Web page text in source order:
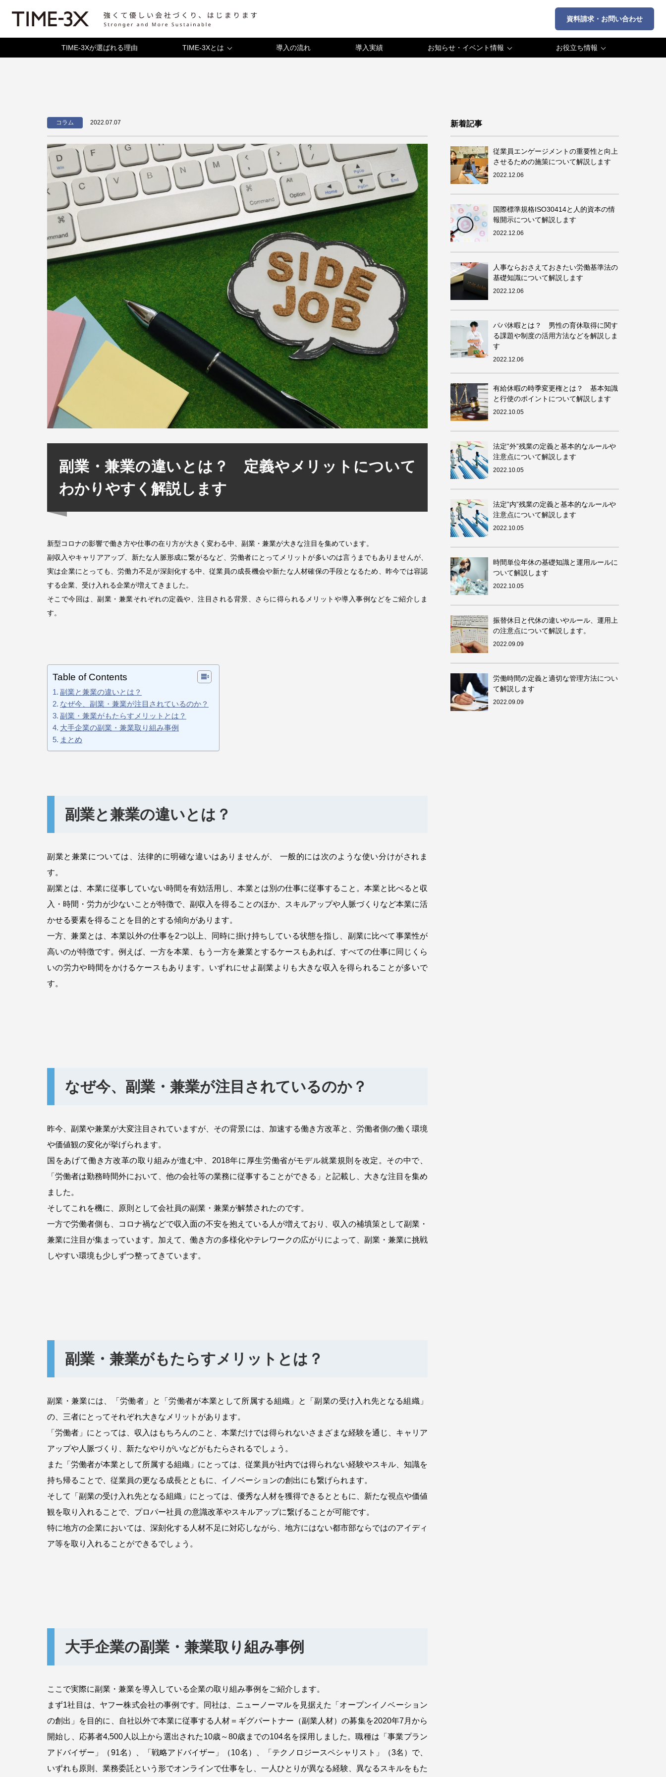
資料請求・お問い合わせ
TIME-3Xが選ばれる理由 TIME-3Xとは
関連サービス
ソフトウェア構成
よくある質問
導入の流れ 導入実績 お知らせ・イベント情報 お役立ち情報
コラム 2022.07.07
副業・兼業の違いとは？ 定義やメリットについて
わかりやすく解説します
新型コロナの影響で働き方や仕事の在り方が大きく変わる中、副業・兼業が大きな注目を集めています。
副収入やキャリアアップ、新たな人脈形成に繋がるなど、労働者にとってメリットが多いのは言うまでもありませんが、
実は企業にとっても、労働力不足が深刻化する中、従業員の成長機会や新たな人材確保の手段となるため、昨今では容認
する企業、受け入れる企業が増えてきました。
そこで今回は、副業・兼業それぞれの定義や、注目される背景、さらに得られるメリットや導入事例などをご紹介しま
す。
Table of Contents
副業と兼業の違いとは？
なぜ今、副業・兼業が注目されているのか？
副業・兼業がもたらすメリットとは？
大手企業の副業・兼業取り組み事例
まとめ
副業と兼業の違いとは？
副業と兼業については、法律的に明確な違いはありませんが、 一般的には次のような使い分けがされま
す。
副業とは、本業に従事していない時間を有効活用し、本業とは別の仕事に従事すること。本業と比べると収
入・時間・労力が少ないことが特徴で、副収入を得ることのほか、スキルアップや人脈づくりなど本業に活
かせる要素を得ることを目的とする傾向があります。
一方、兼業とは、本業以外の仕事を2つ以上、同時に掛け持ちしている状態を指し、副業に比べて事業性が
高いのが特徴です。例えば、一方を本業、もう一方を兼業とするケースもあれば、すべての仕事に同じくら
いの労力や時間をかけるケースもあります。いずれにせよ副業よりも大きな収入を得られることが多いで
す。
なぜ今、副業・兼業が注目されているのか？
昨今、副業や兼業が大変注目されていますが、その背景には、加速する働き方改革と、労働者側の働く環境
や価値観の変化が挙げられます。
国をあげて働き方改革の取り組みが進む中、2018年に厚生労働省がモデル就業規則を改定。その中で、
「労働者は勤務時間外において、他の会社等の業務に従事することができる」と記載し、大きな注目を集め
ました。
そしてこれを機に、原則として会社員の副業・兼業が解禁されたのです。
一方で労働者側も、コロナ禍などで収入面の不安を抱えている人が増えており、収入の補填策として副業・
兼業に注目が集まっています。加えて、働き方の多様化やテレワークの広がりによって、副業・兼業に挑戦
しやすい環境も少しずつ整ってきています。
副業・兼業がもたらすメリットとは？
副業・兼業には、「労働者」と「労働者が本業として所属する組織」と「副業の受け入れ先となる組織」
の、三者にとってそれぞれ大きなメリットがあります。
「労働者」にとっては、収入はもちろんのこと、本業だけでは得られないさまざまな経験を通じ、キャリア
アップや人脈づくり、新たなやりがいなどがもたらされるでしょう。
また「労働者が本業として所属する組織」にとっては、従業員が社内では得られない経験やスキル、知識を
持ち帰ることで、従業員の更なる成長とともに、イノベーションの創出にも繋げられます。
そして「副業の受け入れ先となる組織」にとっては、優秀な人材を獲得できるとともに、新たな視点や価値
観を取り入れることで、プロパー社員 の意識改革やスキルアップに繋げることが可能です。
特に地方の企業においては、深刻化する人材不足に対応しながら、地方にはない都市部ならではのアイディ
ア等を取り入れることができるでしょう。
大手企業の副業・兼業取り組み事例
ここで実際に副業・兼業を導入している企業の取り組み事例をご紹介します。
まず1社目は、ヤフー株式会社の事例です。同社は、ニューノーマルを見据えた「オープンイノベーション
の創出」を目的に、自社以外で本業に従事する人材＝ギグパートナー（副業人材）の募集を2020年7月から
開始し、応募者4,500人以上から選出された10歳～80歳までの104名を採用しました。職種は「事業プラン
アドバイザー」（91名）、「戦略アドバイザー」（10名）、「テクノロジースペシャリスト」（3名）で、
いずれも原則、業務委託という形でオンラインで仕事をし、一人ひとりが異なる経験、異なるスキルをもた
新着記事
従業員エンゲージメントの重要性と向上
させるための施策について解説します
2022.12.06
国際標準規格ISO30414と人的資本の情
報開示について解説します
2022.12.06
人事ならおさえておきたい労働基準法の
基礎知識について解説します
2022.12.06
パパ休暇とは？ 男性の育休取得に関す
る課題や制度の活用方法などを解説しま
す
2022.12.06
有給休暇の時季変更権とは？ 基本知識
と行使のポイントについて解説します
2022.10.05
法定”外”残業の定義と基本的なルールや
注意点について解説します
2022.10.05
法定”内”残業の定義と基本的なルールや
注意点について解説します
2022.10.05
時間単位年休の基礎知識と運用ルールに
ついて解説します
2022.10.05
振替休日と代休の違いやルール、運用上
の注意点について解説します。
2022.09.09
労働時間の定義と適切な管理方法につい
て解説します
2022.09.09